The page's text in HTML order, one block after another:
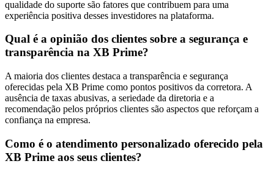
qualidade do suporte são fatores que contribuem para uma
experiência positiva desses investidores na plataforma.
Qual é a opinião dos clientes sobre a segurança e
transparência na XB Prime?
A maioria dos clientes destaca a transparência e segurança
oferecidas pela XB Prime como pontos positivos da corretora. A
ausência de taxas abusivas, a seriedade da diretoria e a
recomendação pelos próprios clientes são aspectos que reforçam a
confiança na empresa.
Como é o atendimento personalizado oferecido pela
XB Prime aos seus clientes?